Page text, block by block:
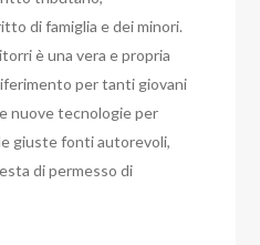
di famiglia e dei minori.
è una vera e propria
per tanti giovani
nuove tecnologie per
giuste fonti autorevoli,
di permesso di